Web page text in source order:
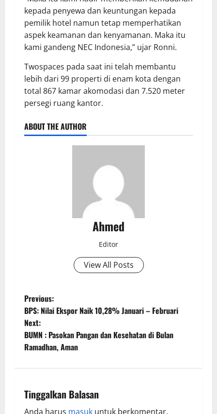
kepada penyewa dan keuntungan kepada
pemilik hotel namun tetap memperhatikan
aspek keamanan dan kenyamanan. Maka itu
kami gandeng NEC Indonesia,” ujar Ronni.
Twospaces pada saat ini telah membantu
lebih dari 99 properti di enam kota dengan
total 867 kamar akomodasi dan 7.520 meter
persegi ruang kantor.
ABOUT THE AUTHOR
Ahmed
Editor
View All Posts
Previous:
BPS: Nilai Ekspor Naik 10,28% Januari – Februari
Next:
BUMN : Pasokan Pangan dan Kesehatan di Bulan
Ramadhan, Aman
Tinggalkan Balasan
Anda harus masuk untuk berkomentar.